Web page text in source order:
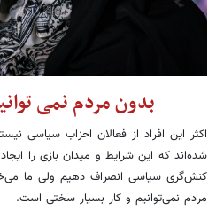
بدون مردم نمی
اکثر این افراد از فعالان احزاب سیاسی
شده‌اند که این شرایط و میدان بازی را
کنش‌گری سیاسی انصراف دهیم ولی ما
مردم نمی‌توانیم و کار بسیار سختی است.